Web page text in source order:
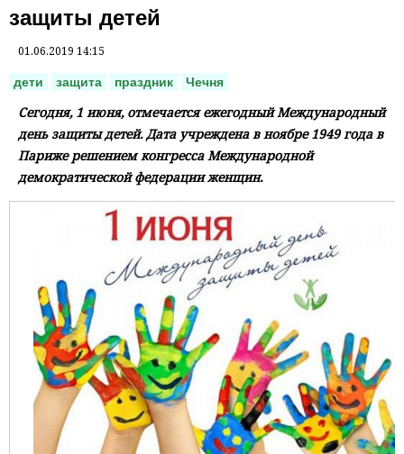
защиты детей
01.06.2019 14:15
дети защита праздник Чечня
Сегодня, 1 июня, отмечается ежегодный Международный
день защиты детей. Дата учреждена в ноябре 1949 года в
Париже решением конгресса Международной
демократической федерации женщин.